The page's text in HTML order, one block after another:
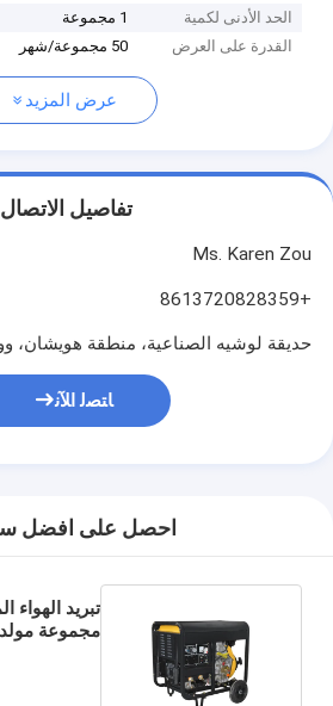
الحد الأدنى لكمية
1 مجموعة
القدرة على العرض
50 مجموعة/شهر
عرض المزيد
تفاصيل الاتصال
Ms. Karen Zou
+8613720828359
حديقة لوشيه الصناعية، منطقة هويشان،
ﺎﺘﺼﻟ ﺍﻶﻧ
احصل على افضل
مجموعة